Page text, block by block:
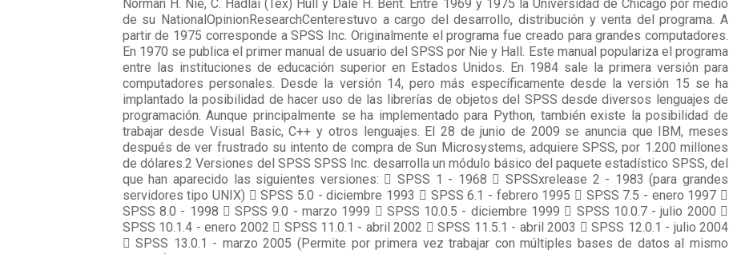
Norman H. Nie, C. Hadlai (Tex) Hull y Dale H. Bent. Entre 1969 y 1975 la Universidad de Chicago por medio
de su NationalOpinionResearchCenterestuvo a cargo del desarrollo, distribución y venta del programa. A
partir de 1975 corresponde a SPSS Inc. Originalmente el programa fue creado para grandes computadores.
En 1970 se publica el primer manual de usuario del SPSS por Nie y Hall. Este manual populariza el programa
entre las instituciones de educación superior en Estados Unidos. En 1984 sale la primera versión para
computadores personales. Desde la versión 14, pero más específicamente desde la versión 15 se ha
implantado la posibilidad de hacer uso de las librerías de objetos del SPSS desde diversos lenguajes de
programación. Aunque principalmente se ha implementado para Python, también existe la posibilidad de
trabajar desde Visual Basic, C++ y otros lenguajes. El 28 de junio de 2009 se anuncia que IBM, meses
después de ver frustrado su intento de compra de Sun Microsystems, adquiere SPSS, por 1.200 millones
de dólares.2 Versiones del SPSS SPSS Inc. desarrolla un módulo básico del paquete estadístico SPSS, del
que han aparecido las siguientes versiones:  SPSS 1 - 1968  SPSSxrelease 2 - 1983 (para grandes
servidores tipo UNIX)  SPSS 5.0 - diciembre 1993  SPSS 6.1 - febrero 1995  SPSS 7.5 - enero 1997 
SPSS 8.0 - 1998  SPSS 9.0 - marzo 1999  SPSS 10.0.5 - diciembre 1999  SPSS 10.0.7 - julio 2000 
SPSS 10.1.4 - enero 2002  SPSS 11.0.1 - abril 2002  SPSS 11.5.1 - abril 2003  SPSS 12.0.1 - julio 2004
 SPSS 13.0.1 - marzo 2005 (Permite por primera vez trabajar con múltiples bases de datos al mismo